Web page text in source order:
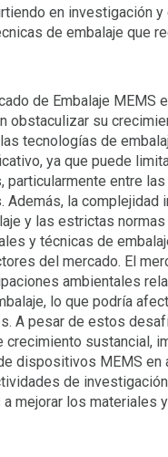
en investigación y
de embalaje que
de Embalaje MEMS
obstaculizar su
tecnologías de
ya que puede
particularmente entre
Además, la complejidad
y las estrictas
y técnicas de
del mercado. El
ambientales
lo que podría
A pesar de estos
crecimiento sustancial,
dispositivos MEMS en
de
mejorar los materiales